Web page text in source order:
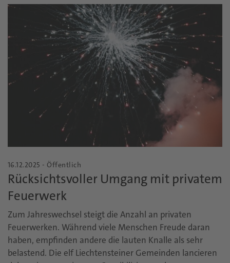
16.12.2025 - Öffentlich
Rücksichtsvoller Umgang mit privatem
Feuerwerk
Zum Jahreswechsel steigt die Anzahl an privaten
Feuerwerken. Während viele Menschen Freude daran
haben, empfinden andere die lauten Knalle als sehr
belastend. Die elf Liechtensteiner Gemeinden lancieren